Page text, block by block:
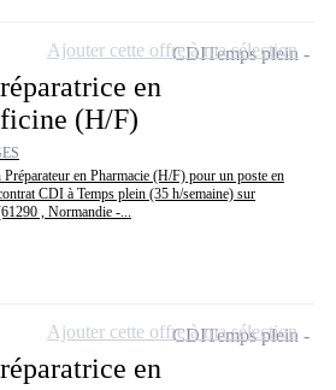
en
(H/F)
en Pharmacie (H/F) pour un poste en
CDI à Temps plein (35 h/semaine) sur
, Normandie -...
CDITemps plein
Ajouter cette offre à ma sélection
en
CDITemps plein
Ajouter cette offre à ma sélection